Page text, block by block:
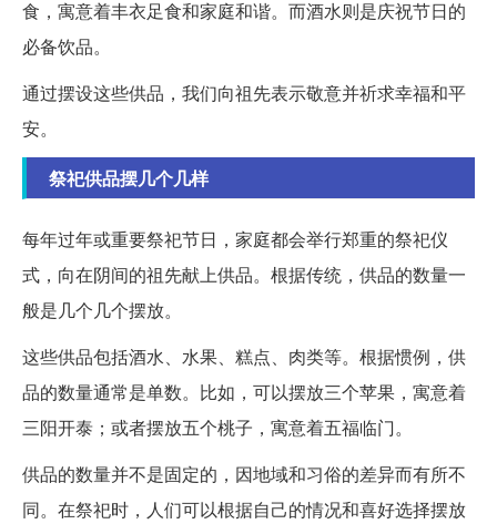
食，寓意着丰衣足食和家庭和谐。而酒水则是庆祝节日的
必备饮品。
通过摆设这些供品，我们向祖先表示敬意并祈求幸福和平
安。
祭祀供品摆几个几样
每年过年或重要祭祀节日，家庭都会举行郑重的祭祀仪
式，向在阴间的祖先献上供品。根据传统，供品的数量一
般是几个几个摆放。
这些供品包括酒水、水果、糕点、肉类等。根据惯例，供
品的数量通常是单数。比如，可以摆放三个苹果，寓意着
三阳开泰；或者摆放五个桃子，寓意着五福临门。
供品的数量并不是固定的，因地域和习俗的差异而有所不
同。在祭祀时，人们可以根据自己的情况和喜好选择摆放